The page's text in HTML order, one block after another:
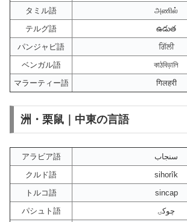
タミル語
அணில்
テルグ語
ఉడుత
パンジャビ語
ਗਿੱਲੀ
ベンガル語
কাঠবিড়ালি
マラーティー語
गिलहरी
洲・栗鼠｜中東の言語
アラビア語
سنجاب
クルド語
sihorîk
トルコ語
sincap
パシュト語
چوکۍ